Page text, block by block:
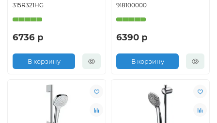
315R321HG
6736 р
В корзину
918100000
6390 р
В корзину